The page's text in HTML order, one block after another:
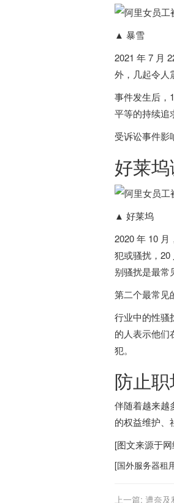
▲ 暴雪
2021 年 7 月
外，几起令人
事件发生后，
平等的持续追
受诉讼事件影
好莱
▲ 好莱坞
2020 年 10
犯或骚扰，20
别骚扰是最常
第二个最常见
行业中的性骚
的人表示他们
犯。
防止
伴随着越来越
的权益维护、
[图文来源于
[国外服务器租
上一篇: